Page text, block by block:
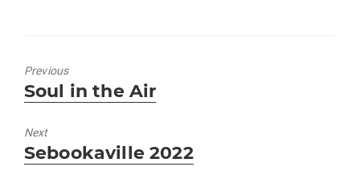
Previous
Previous
Soul in the Air
Next
Next
Sebookaville 2022